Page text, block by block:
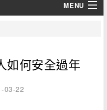
MENU
如何安全過年
03-22